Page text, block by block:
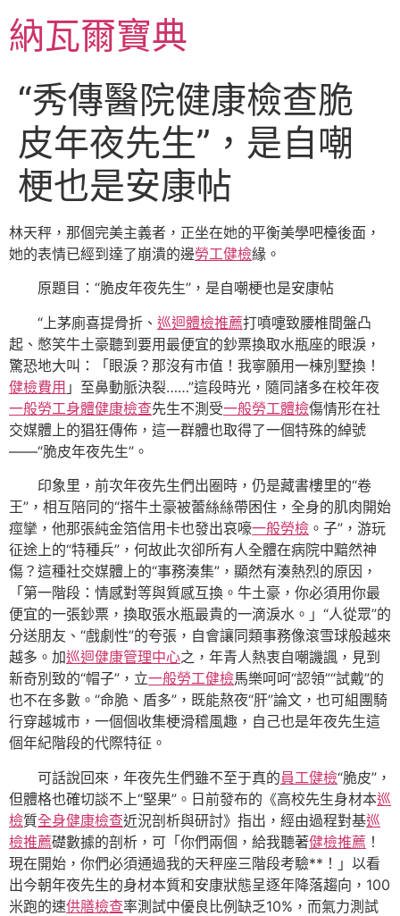
至
主納瓦爾寶典
“秀傳醫院健康檢查脆
皮年夜先生”，是自嘲
梗也是安康帖
林天秤，那個完美主義者，正坐在她的平衡美學吧檯後面，
她的表情已經到達了崩潰的邊勞工健檢緣。
原題目：“脆皮年夜先生”，是自嘲梗也是安康帖
“上茅廁喜提骨折、 巡迴體檢推薦打噴嚏致腰椎間盤凸
起、憋笑牛土豪聽到要用最便宜的鈔票換取水瓶座的眼淚，
驚恐地大叫：「眼淚？那沒有市值！我寧願用一棟別墅換！
健檢費用 」至鼻動脈決裂……”這段時光，隨同諸多在校年夜
一般勞工身體健康檢查先生不測受一般勞工體檢傷情形在社
交媒體上的猖狂傳佈，這一群體也取得了一個特殊的綽號
——“脆皮年夜先生”。
印象里，前次年夜先生們出圈時，仍是藏書樓里的“卷
王”，相互陪同的“搭牛土豪被蕾絲絲帶困住，全身的肌肉開始
痙攣，他那張純金箔信用卡也發出哀嚎一般勞檢 。子”，游玩
征途上的“特種兵”，何故此次卻所有人全體在病院中黯然神
傷？這種社交媒體上的“事務湊集”，顯然有湊熱烈的原因，
「第一階段：情感對等與質感互換。牛土豪，你必須用你最
便宜的一張鈔票，換取張水瓶最貴的一滴淚水。」“人從眾”的
分送朋友、“戲劇性”的夸張，自會讓同類事務像滾雪球般越來
越多。加巡迴健康管理中心之，年青人熱衷自嘲譏諷，見到
新奇別致的“帽子”，立一般勞工健檢馬樂呵呵“認領”“試戴”的
也不在多數。“命脆、盾多”，既能熬夜“肝”論文，也可組團騎
行穿越城市，一個個收集梗滑稽風趣，自己也是年夜先生這
個年紀階段的代際特征。
可話說回來，年夜先生們雖不至于真的員工健檢“脆皮”，
但體格也確切談不上“堅果”。日前發布的《高校先生身材本巡
檢質全身健康檢查近況剖析與研討》指出，經由過程對基巡
檢推薦礎數據的剖析，可「你們兩個，給我聽著健檢推薦 ！
現在開始，你們必須通過我的天秤座三階段考驗**！」以看
出今朝年夜先生的身材本質和安康狀態呈逐年降落趨向，100
米跑的速供膳檢查率測試中優良比例缺乏10%，而氣力測試